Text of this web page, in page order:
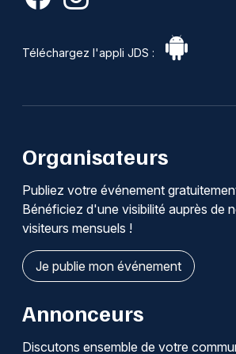
Téléchargez l'appli JDS :
Organisateurs
Publiez votre événement
Bénéficiez d'une visibilité auprès de
visiteurs mensuels !
Je publie mon événement
Annonceurs
Discutons ensemble de votre